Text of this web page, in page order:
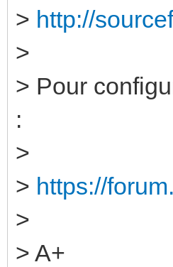
> http://
>
> Pour
:
>
> https://
>
> A+